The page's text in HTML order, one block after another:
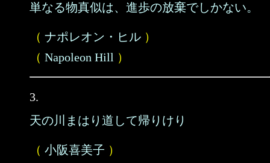
単なる物真似は、進歩の放棄でしかない。
（ ナポレオン・ヒル ）
（ Napoleon Hill ）
3.
天の川まはり道して帰りけり
（ 小阪喜美子 ）